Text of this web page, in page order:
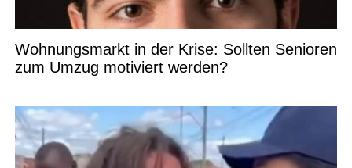
Wohnungsmarkt in der Krise: Sollten Senioren
zum Umzug motiviert werden?